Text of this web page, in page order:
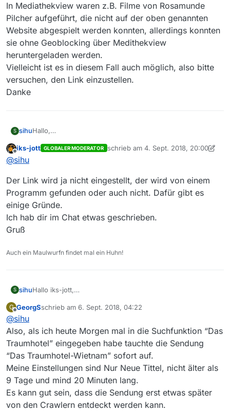
In Mediathekview waren z.B. Filme von Rosamunde
Pilcher aufgeführt, die nicht auf der oben genannten
Website abgespielt werden konnten, allerdings konnten
sie ohne Geoblocking über Medithekview
heruntergeladen werden.
Vielleicht ist es in diesem Fall auch möglich, also bitte
versuchen, den Link einzustellen.
Danke
S sihuHallo,
geblockt und konnten nicht abgespielt werden, außer in
Pilcher aufgeführt, die nicht auf der oben genannten
Website abgespielt werden konnten, allerdings konnten
sie ohne Geoblocking über Medithekview
heruntergeladen werden.
Vielleicht ist es in diesem Fall auch möglich, also bitte
Offline
iks-jott GLOBALER MODERATOR schrieb am 4. Sept. 2018, 20:00
zuletzt editiert von iks-jott9. Apr.
@sihu
Der Link wird ja nicht eingestellt, der wird von einem
Programm gefunden oder auch nicht. Dafür gibt es
einige Gründe.
Ich hab dir im Chat etwas geschrieben.
Gruß
Auch ein Maulwurfn findet mal ein Huhn!
S sihuHallo iks-jott,
Wie heißt die Sendung? Das Traumhotel
Wie heißt die Folge? Das Traumhotel-Vietnam
Link zu der Sendung in der Mediathek des Senders
www.srf.ch/play/tv/film/video/das-traumhotel-vietnam?
id=3a0edcb2-e826-407f-aeb3-597872c6c5b4
Welches Betriebssystem wird verwendet? Windows 10
Welche Mediathekview-Version wird verwendet? 13.2.0
Was hat eine fehlende Sendung mit dem Betriebssystem
G
Offline
GeorgSschrieb am 6. Sept. 2018, 04:22
zuletzt editiert von
@sihu
Also, als ich heute Morgen mal in die Suchfunktion “Das
Traumhotel” eingegeben habe tauchte die Sendung
“Das Traumhotel-Wietnam” sofort auf.
Meine Einstellungen sind Nur Neue Tittel, nicht älter als
9 Tage und mind 20 Minuten lang.
Es kann gut sein, dass die Sendung erst etwas später
von den Crawlern entdeckt werden kann.